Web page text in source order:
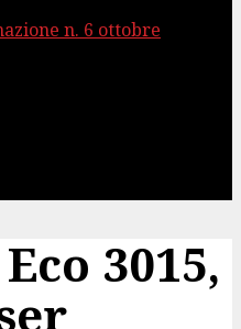
n. 6 ottobre
3015,